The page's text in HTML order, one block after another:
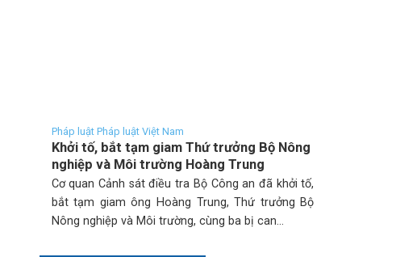
Pháp luật Pháp luật Việt Nam
Khởi tố, bắt tạm giam Thứ trưởng Bộ Nông
nghiệp và Môi trường Hoàng Trung
Cơ quan Cảnh sát điều tra Bộ Công an đã khởi tố,
bắt tạm giam ông Hoàng Trung, Thứ trưởng Bộ
Nông nghiệp và Môi trường, cùng ba bị can...